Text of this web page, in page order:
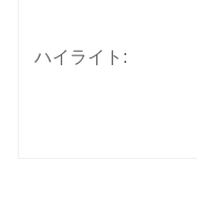
ハイライト: